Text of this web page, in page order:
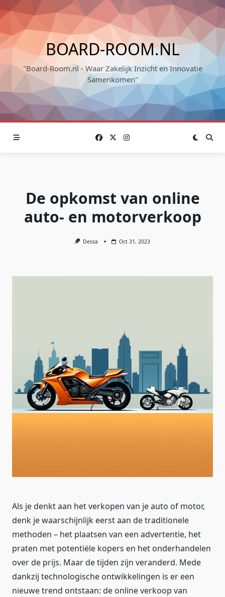
Skip
to
content
BOARD-ROOM.NL
"Board-Room.nl - Waar Zakelijk Inzicht en Innovatie
Samenkomen"
De opkomst van online
auto- en motorverkoop
Dessa Oct 31, 2023
Als je denkt aan het verkopen van je auto of motor,
denk je waarschijnlijk eerst aan de traditionele
methoden – het plaatsen van een advertentie, het
praten met potentiële kopers en het onderhandelen
over de prijs. Maar de tijden zijn veranderd. Mede
dankzij technologische ontwikkelingen is er een
nieuwe trend ontstaan: de online verkoop van